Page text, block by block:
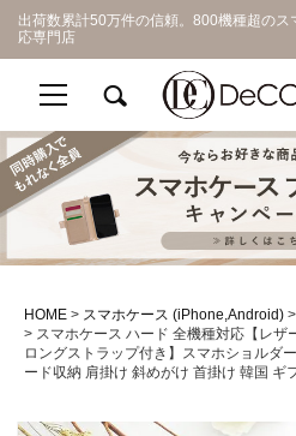
出荷数累計50万件の信頼。800機種超の
応専門店
HOME スマホケース (iPhone,Android)
スマホケース ハード 全機種対応【レザ
ロングストラップ付き】スマホショルダ
ード収納 肩掛け 斜めがけ 首掛け 韓国 ギ